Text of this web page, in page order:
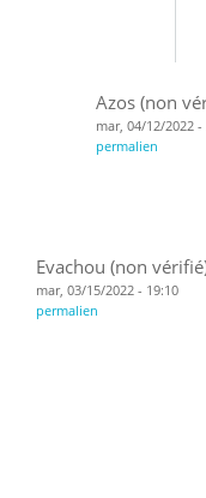
Azos (non
mar, 04/12/2022 -
permalien
Evachou (non
mar, 03/15/2022 - 19:10
permalien